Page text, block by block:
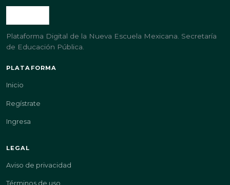
Plataforma Digital de la Nueva Escuela Mexicana. Secretaría
de Educación Pública.
PLATAFORMA
Inicio
Regístrate
Ingresa
LEGAL
Aviso de privacidad
Términos de uso